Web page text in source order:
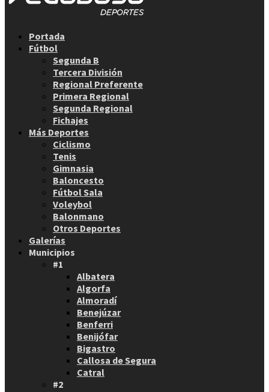
Portada
Fútbol
Segunda B
Tercera División
Regional Preferente
Primera Regional
Segunda Regional
Fichajes
Más Deportes
Ciclismo
Tenis
Gimnasia
Baloncesto
Fútbol Sala
Voleybol
Balonmano
Otros Deportes
Galerías
Municipios
#1
Albatera
Algorfa
Almoradí
Benejúzar
Benferri
Benijófar
Bigastro
Callosa de Segura
Catral
#2